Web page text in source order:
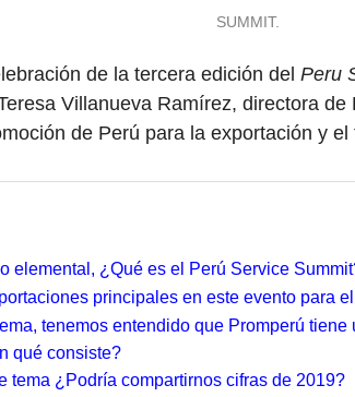
SUMMIT.
de la tercera edición del Peru
Villanueva Ramírez, directora
de Perú para la exportación y el
elemental, ¿Qué es el Perú Service
principales en este evento para
tenemos entendido que Promperú tiene
qué consiste?
tema ¿Podría compartirnos cifras de 2019?